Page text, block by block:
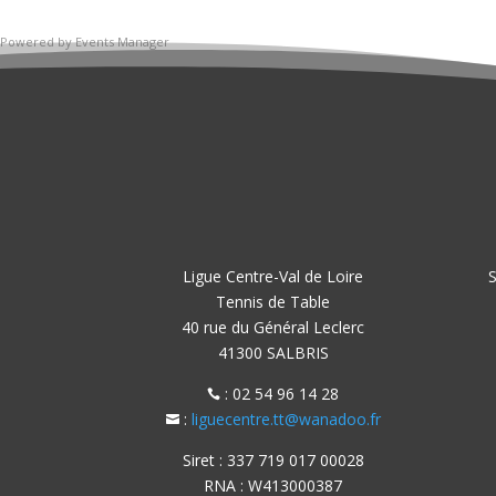
Powered byEvents Manager
Ligue Centre-Val de Loire
Tennis de Table
40 rue du Général Leclerc
41300 SALBRIS
 : 02 54 96 14 28
: liguecentre.tt@wanadoo.fr
Siret : 337 719 017 00028
RNA : W413000387